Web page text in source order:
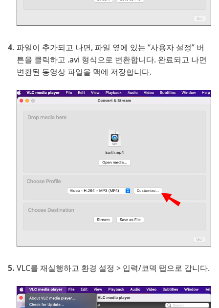
파일이 추가되고 나면, 파일 옆에 있는 “사용자 설정” 버
튼을 클릭하고 .avi 형식으로 변환합니다. 완료되고 나면
변환된 동영상 파일을 맥에 저장합니다.
VLC를 재실행하고 환경 설정 > 입력/코덱 탭으로 갑니다.